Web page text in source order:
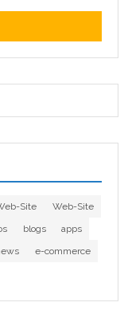
Site
Web-Site
blogs
apps
e-commerce